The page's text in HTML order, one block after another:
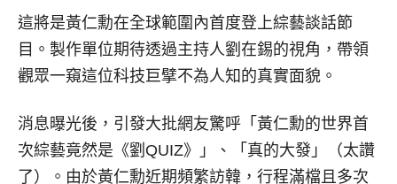
這將是黃仁勳在全球範圍內首度登上綜藝談話節
目。製作單位期待透過主持人劉在錫的視角，帶領
觀眾一窺這位科技巨擘不為人知的真實面貌。
消息曝光後，引發大批網友驚呼「黃仁勳的世界首
次綜藝竟然是《劉QUIZ》」、「真的大發」（太讚
了）。由於黃仁勳近期頻繁訪韓，行程滿檔且多次